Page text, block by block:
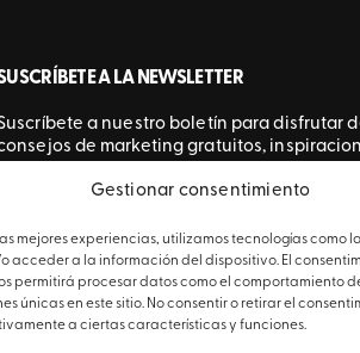
Gestionar consentimiento
mejores experiencias, utilizamos tecnologías como
acceder a la información del dispositivo. El
permitirá procesar datos como el comportamiento
únicas en este sitio. No consentir o retirar el
a ciertas características y funciones.
A LA NEWSLETTER
a nuestro boletín para disfrutar
de marketing gratuitos,